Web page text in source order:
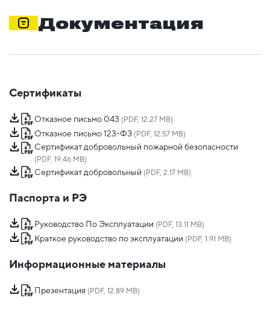
Документация
Сертификаты
Отказное письмо 043 (PDF, 12.27 MB)
Отказное письмо 123-ФЗ (PDF, 12.57 MB)
Сертификат добровольный пожарной безопасности
(PDF, 19.46 MB)
Сертификат добровольный (PDF, 2.17 MB)
Паспорта и РЭ
Руководство По Эксплуатации (PDF, 13.11 MB)
Краткое руководство по эксплуатации (PDF, 1.91 MB)
Информационные материалы
Презентация (PDF, 12.89 MB)